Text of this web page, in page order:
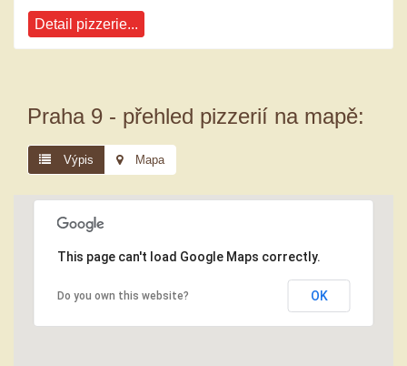
Detail pizzerie...
Praha 9 - přehled pizzerií na mapě:
Výpis Mapa
This page can't load Google Maps correctly.
Do you own this website? OK